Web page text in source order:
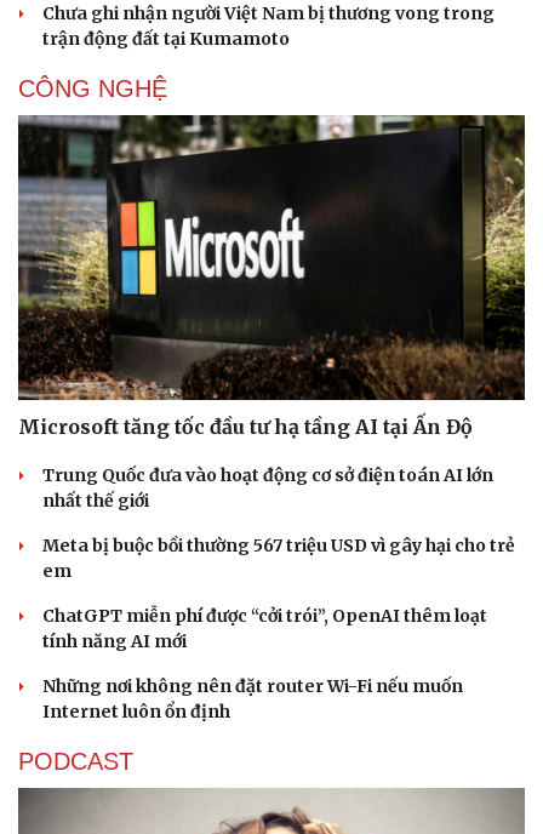
Giải trí
Chưa ghi nhận người Việt Nam bị thương vong trong
trận động đất tại Kumamoto
CÔNG NGHỆ
Microsoft tăng tốc đầu tư hạ tầng AI tại Ấn Độ
Trung Quốc đưa vào hoạt động cơ sở điện toán AI lớn
nhất thế giới
Meta bị buộc bồi thường 567 triệu USD vì gây hại cho trẻ
em
ChatGPT miễn phí được “cởi trói”, OpenAI thêm loạt
tính năng AI mới
Những nơi không nên đặt router Wi-Fi nếu muốn
Internet luôn ổn định
PODCAST